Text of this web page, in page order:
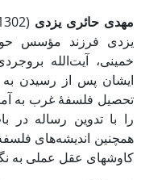
مهدی حائری یزدی (1302 -1378):
یزدی فرزند مؤسس
خمینی، آیت‌الله
ایشان پس از رسیدن به
تحصیل فلسفۀ غرب به
را با تدوین رساله در
همچنین اندیشه‌های
کاوش‎های عقل عملی به نگارش درآورده است.